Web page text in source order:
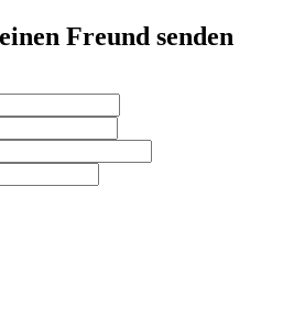
Freund senden